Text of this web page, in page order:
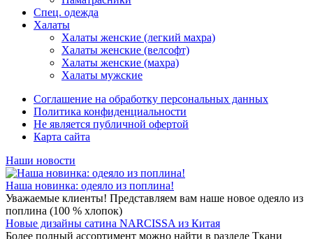
Спец. одежда
Халаты
Халаты женские (легкий махра)
Халаты женские (велсофт)
Халаты женские (махра)
Халаты мужские
Соглашение на обработку персональных данных
Политика конфиденциальности
Не является публичной офертой
Карта сайта
Наши новости
Наша новинка: одеяло из поплина!
Уважаемые клиенты! Представляем вам наше новое одеяло из
поплина (100 % хлопок)
Новые дизайны сатина NARCISSA из Китая
Более полный ассортимент можно найти в разделе Ткани